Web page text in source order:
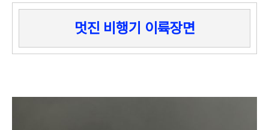
멋진 비행기 이륙장면